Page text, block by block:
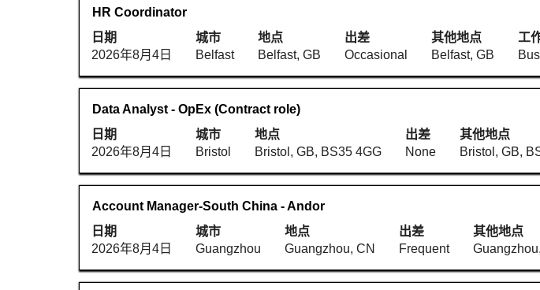
内
容。
位
息
的
完
内
容。
择
以
查
职
位
息
的
完
内
容。
职
务
HR Coordinator
日期
2026年8月4日
城市
Belfast
地点
Belfast, GB
出差
Occasional
其他地点
Belfast, GB
工
使
用
空
格
键
行
选
择
查
看
位
信
息
职
务
Data Analyst - OpEx (Contract role)
日期
2026年8月4日
城市
Bristol
地点
Bristol, GB, BS35 4GG
出差
None
其他地点
Bristol, GB,
使
用
空
格
键
行
选
择
查
职
务
Account Manager-South China - Andor
日期
2026年8月4日
城市
Guangzhou
地点
Guangzhou, CN
出差
Frequent
其他地点
使
用
空
格
键